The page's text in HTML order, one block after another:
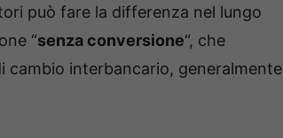
può fare la differenza nel lungo
“senza conversione“, che
cambio interbancario, generalmente